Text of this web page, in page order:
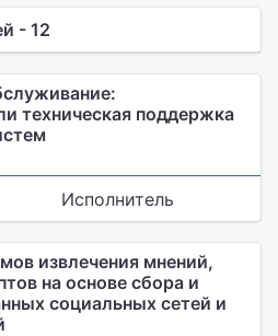
- 12
техническая поддержка
Исполнитель
извлечения мнений,
на основе сбора и
социальных сетей и